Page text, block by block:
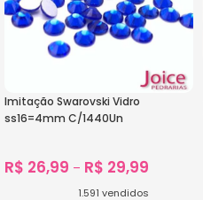
Imitação Swarovski Vidro
ss16=4mm C/1440Un
R$ 26,99 – R$ 29,99
1.591 vendidos